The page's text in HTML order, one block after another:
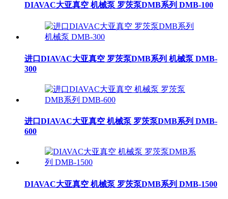
DIAVAC大亚真空 机械泵 罗茨泵DMB系列 DMB-100
进口DIAVAC大亚真空 罗茨泵DMB系列 机械泵 DMB-
300
进口DIAVAC大亚真空 机械泵 罗茨泵DMB系列 DMB-
600
DIAVAC大亚真空 机械泵 罗茨泵DMB系列 DMB-1500